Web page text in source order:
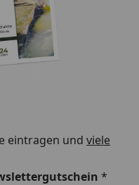
Maße.
eintragen und viele
*